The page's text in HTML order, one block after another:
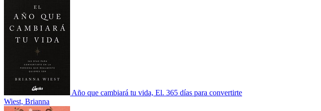
Año que cambiará tu vida, El. 365 días para convertirte
Wiest, Brianna